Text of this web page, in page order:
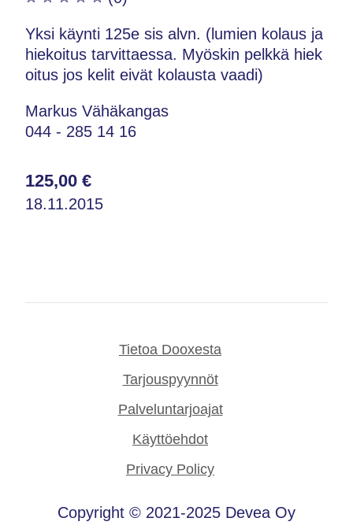
Yksi käynti 125e sis alvn. (lumien kolaus ja
hiekoitus tarvittaessa. Myöskin pelkkä hiek
oitus jos kelit eivät kolausta vaadi)
Markus Vähäkangas
044 - 285 14 16
125,00 €
18.11.2015
Tietoa Dooxesta
Tarjouspyynnöt
Palveluntarjoajat
Käyttöehdot
Privacy Policy
Copyright © 2021-2025 Devea Oy